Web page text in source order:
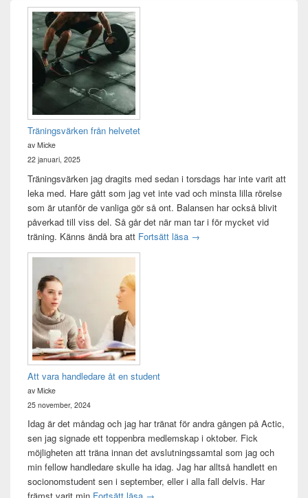
Primära
sidofältet
Widget
område
Träningsvärken från helvetet
av Micke
22 januari, 2025
Träningsvärken jag dragits med sedan i torsdags har inte varit att
leka med. Hare gått som jag vet inte vad och minsta lilla rörelse
som är utanför de vanliga gör så ont. Balansen har också blivit
påverkad till viss del. Så går det när man tar i för mycket vid
träning. Känns ändå bra att Fortsätt läsa Träningsvärken från helvetet
→
Att vara handledare åt en student
av Micke
25 november, 2024
Idag är det måndag och jag har tränat för andra gången på Actic,
sen jag signade ett toppenbra medlemskap i oktober. Fick
möjligheten att träna innan det avslutningssamtal som jag och
min fellow handledare skulle ha idag. Jag har alltså handlett en
socionomstudent sen i september, eller i alla fall delvis. Har
Att vara handledare åt en student